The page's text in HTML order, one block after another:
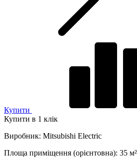
Купити
Купити в 1 клік
Виробник: Mitsubishi Electric
Площа приміщення (орієнтовна): 35 м²